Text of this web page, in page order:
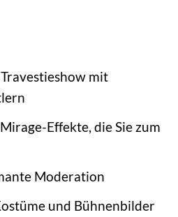
mit
Effekte, die Sie zum
Moderation
und Bühnenbilder